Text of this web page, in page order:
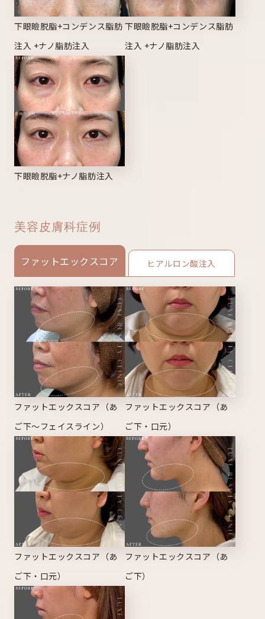
下眼瞼脱脂+コンデンス脂肪
注入 +ナノ脂肪注入
下眼瞼脱脂+コンデンス脂肪
注入 +ナノ脂肪注入
下眼瞼脱脂+ナノ脂肪注入
美容皮膚科症例
ファットエックスコア ヒアルロン酸注入
ファットエックスコア（あ
ご下～フェイスライン）
ファットエックスコア（あ
ご下・口元）
ファットエックスコア（あ
ご下・口元）
ファットエックスコア（あ
ご下）